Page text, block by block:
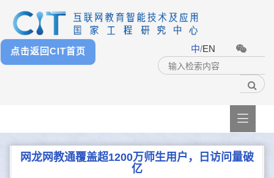
点击返回CIT首页 中/EN

网龙网教通覆盖超1200万师生用户，日访问量破
亿